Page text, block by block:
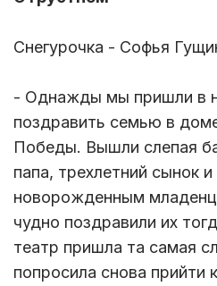
Снегурочка - Софья
- Однажды мы пришли в
поздравить семью в
Победы. Вышли слепая
папа, трехлетний сынок
новорожденным
чудно поздравили их
театр пришла та самая
попросила снова прийти